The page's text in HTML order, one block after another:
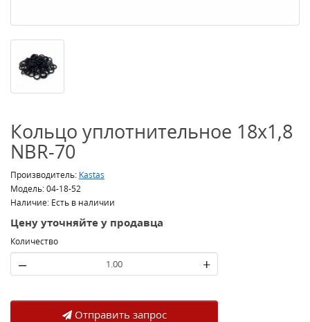
Кольцо уплотнительное 18x1,8
NBR-70
Производитель: Kastas
Модель: 04-18-52
Наличие: Есть в наличии
Цену уточняйте у продавца
Количество
– +
Отправить запрос